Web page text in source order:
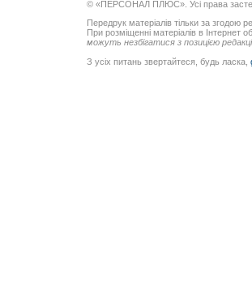
© «ПЕРСОНАЛ ПЛЮС». Усі права
Передрук матеріалів тільки за згодою
При розміщенні матеріалів в Інтернет
можуть незбігатися з позицією
З усіх питань звертайтеся, будь ласка,